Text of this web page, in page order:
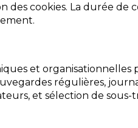
cookies. La durée de
et organisationnelles
régulières,
et sélection de